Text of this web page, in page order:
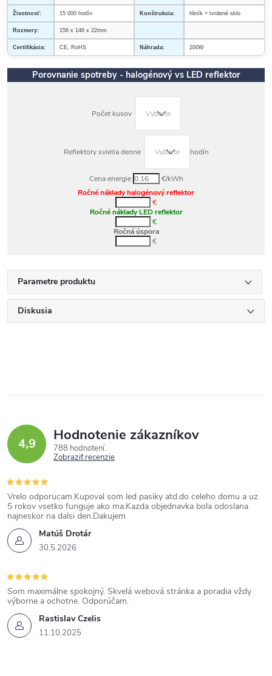
Životnosť: 15 000 hodín Konštrukcia: hliník + tvrdené sklo
Rozmery: 156 x 146 x 22mm
Certifikácia: CE, RoHS Náhrada: 200W
Porovnanie spotreby - halogénový vs LED reflektor
Počet kusov
Reflektory svietia denne hodín
Cena energie
€/kWh
Ročné náklady halogénový reflektor
€
Ročné náklady LED reflektor
€
Ročná úspora
€
Parametre produktu
Diskusia
4,9 Hodnotenie zákazníkov
788 hodnotení
Zobraziť recenzie
Matúš Drotár
30.5.2026
Vrelo odporucam.Kupoval som led pasiky atd.do celeho domu a uz
5 rokov vsetko funguje ako ma.Kazda objednavka bola odoslana
najneskor na dalsi den.Dakujem
Rastislav Czelis
11.10.2025
Som maximálne spokojný. Skvelá webová stránka a poradia vždy
výborne a ochotne. Odporúčam.